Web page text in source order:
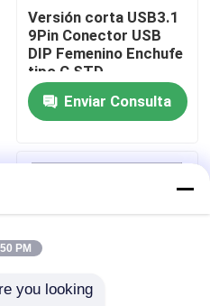
RJ45
Versión corta USB3.1
9Pin Conector USB
DIP Femenino Enchufe
tipo C STD
Enviar Consulta
PM
you looking